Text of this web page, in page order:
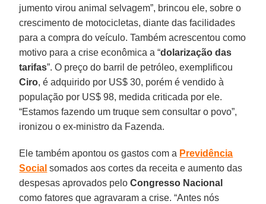
jumento virou animal selvagem”, brincou ele, sobre o
crescimento de motocicletas, diante das facilidades
para a compra do veículo. Também acrescentou como
motivo para a crise econômica a “dolarização das
tarifas”. O preço do barril de petróleo, exemplificou
Ciro, é adquirido por US$ 30, porém é vendido à
população por US$ 98, medida criticada por ele.
“Estamos fazendo um truque sem consultar o povo”,
ironizou o ex-ministro da Fazenda.
Ele também apontou os gastos com a Previdência
Social somados aos cortes da receita e aumento das
despesas aprovados peloCongresso Nacional
como fatores que agravaram a crise. “Antes nós